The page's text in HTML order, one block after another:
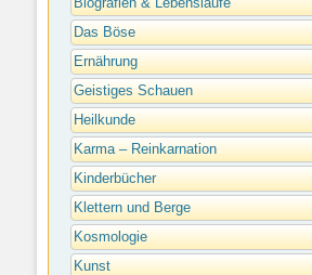
Biografien & Lebensläufe
Das Böse
Ernährung
Geistiges Schauen
Heilkunde
Karma – Reinkarnation
Kinderbücher
Klettern und Berge
Kosmologie
Kunst